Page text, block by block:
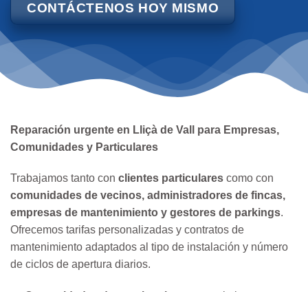
CONTÁCTENOS HOY MISMO
Reparación urgente en Lliçà de Vall para Empresas,
Comunidades y Particulares
Trabajamos tanto con clientes particulares como con
comunidades de vecinos, administradores de fincas,
empresas de mantenimiento y gestores de parkings.
Ofrecemos tarifas personalizadas y contratos de
mantenimiento adaptados al tipo de instalación y número
de ciclos de apertura diarios.